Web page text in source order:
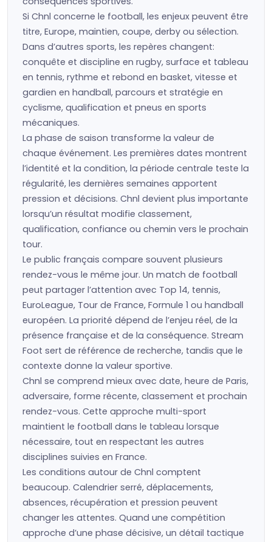
Si Chnl concerne le football, les enjeux peuvent être
titre, Europe, maintien, coupe, derby ou sélection.
Dans d’autres sports, les repères changent:
conquête et discipline en rugby, surface et tableau
en tennis, rythme et rebond en basket, vitesse et
gardien en handball, parcours et stratégie en
cyclisme, qualification et pneus en sports
mécaniques.
La phase de saison transforme la valeur de
chaque événement. Les premières dates montrent
l’identité et la condition, la période centrale teste la
régularité, les dernières semaines apportent
pression et décisions. Chnl devient plus importante
lorsqu’un résultat modifie classement,
qualification, confiance ou chemin vers le prochain
tour.
Le public français compare souvent plusieurs
rendez-vous le même jour. Un match de football
peut partager l’attention avec Top 14, tennis,
EuroLeague, Tour de France, Formule 1 ou handball
européen. La priorité dépend de l’enjeu réel, de la
présence française et de la conséquence. Stream
Foot sert de référence de recherche, tandis que le
contexte donne la valeur sportive.
Chnl se comprend mieux avec date, heure de Paris,
adversaire, forme récente, classement et prochain
rendez-vous. Cette approche multi-sport
maintient le football dans le tableau lorsque
nécessaire, tout en respectant les autres
disciplines suivies en France.
Les conditions autour de Chnl comptent
beaucoup. Calendrier serré, déplacements,
absences, récupération et pression peuvent
changer les attentes. Quand une compétition
approche d’une phase décisive, un détail tactique